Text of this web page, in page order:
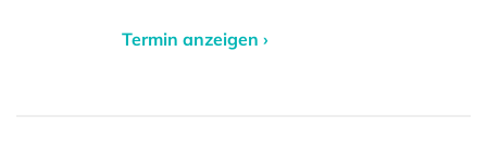
Termin anzeigen ›